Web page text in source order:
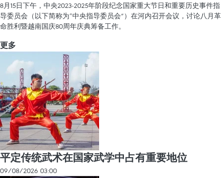
8月15日下午，中央2023-2025年阶段纪念国家重大节日和重要历史事件指
导委员会（以下简称为“中央指导委员会”）在河内召开会议，讨论八月革
命胜利暨越南国庆80周年庆典筹备工作。
更多
平定传统武术在国家武学中占有重要地位
09/08/2026 03:00